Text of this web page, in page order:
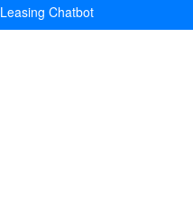
Leasing Chatbot